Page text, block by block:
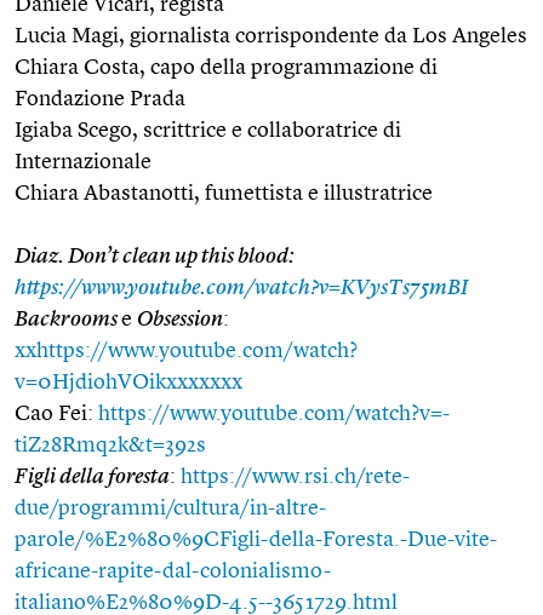
Daniele Vicari, regista
Lucia Magi, giornalista corrispondente da Los Angeles
Chiara Costa, capo della programmazione di
Fondazione Prada
Igiaba Scego, scrittrice e collaboratrice di
Internazionale
Chiara Abastanotti, fumettista e illustratrice
Diaz. Don’t clean up this blood:
https://www.youtube.com/watch?v=KVysTs75mBI
Backroomse Obsession:
xxhttps://www.youtube.com/watch?
v=0HjdiohVOikxxxxxxx
Cao Fei: https://www.youtube.com/watch?v=-
tiZ28Rmq2k&t=392s
Figli della foresta: https://www.rsi.ch/rete-
due/programmi/cultura/in-altre-
parole/%E2%80%9CFigli-della-Foresta.-Due-vite-
africane-rapite-dal-colonialismo-
italiano%E2%80%9D-4.5--3651729.html